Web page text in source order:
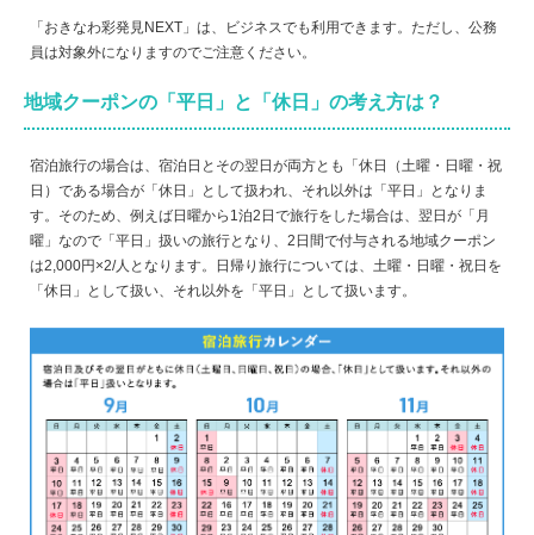
「おきなわ彩発見NEXT」は、ビジネスでも利用できます。ただし、公務
員は対象外になりますのでご注意ください。
地域クーポンの「平日」と「休日」の考え方は？
宿泊旅行の場合は、宿泊日とその翌日が両方とも「休日（土曜・日曜・祝
日）である場合が「休日」として扱われ、それ以外は「平日」となりま
す。そのため、例えば日曜から1泊2日で旅行をした場合は、翌日が「月
曜」なので「平日」扱いの旅行となり、2日間で付与される地域クーポン
は2,000円×2/人となります。日帰り旅行については、土曜・日曜・祝日を
「休日」として扱い、それ以外を「平日」として扱います。